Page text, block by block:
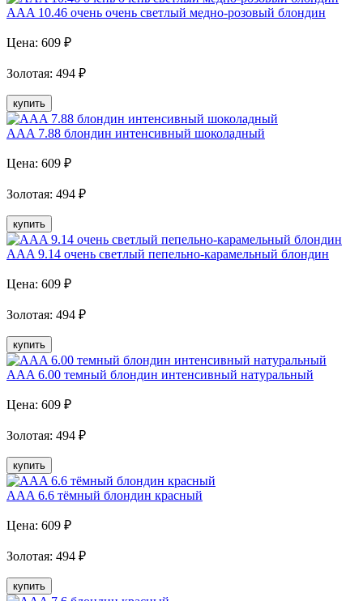
AAA 10.46 очень очень светлый медно-розовый блондин
Цена: 609 ₽
Золотая: 494 ₽
купить
AAA 7.88 блондин интенсивный шоколадный
Цена: 609 ₽
Золотая: 494 ₽
купить
AAA 9.14 очень светлый пепельно-карамельный блондин
Цена: 609 ₽
Золотая: 494 ₽
купить
AAA 6.00 темный блондин интенсивный натуральный
Цена: 609 ₽
Золотая: 494 ₽
купить
AAA 6.6 тёмный блондин красный
Цена: 609 ₽
Золотая: 494 ₽
купить